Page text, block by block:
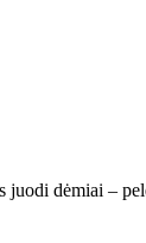
dėmiai –